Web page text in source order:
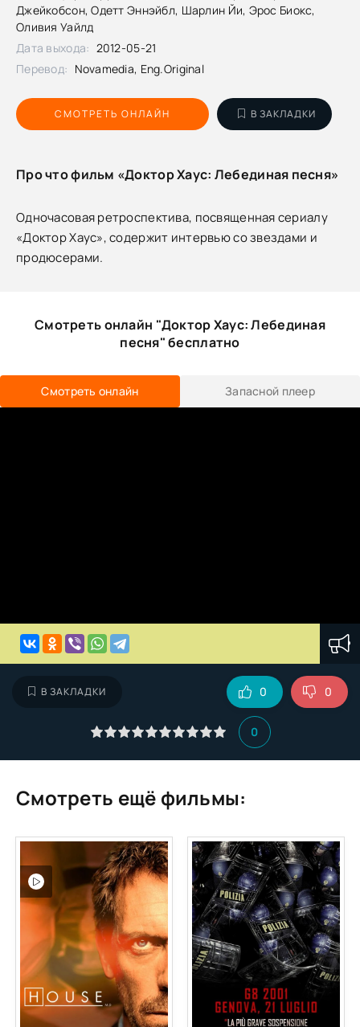
СМОТРЕТЬ ОНЛАЙН В ЗАКЛАДКИ
Джейкобсон, Одетт Эннэйбл, Шарлин Йи, Эрос Биокс,
Оливия Уайлд
Дата выхода: 2012-05-21
Перевод: Novamedia, Eng.Original
Про что фильм «Доктор Хаус: Лебединая песня»
Одночасовая ретроспектива, посвященная сериалу
«Доктор Хаус», содержит интервью со звездами и
продюсерами.
Смотреть онлайн "Доктор Хаус: Лебединая
песня" бесплатно
Смотреть онлайн Запасной плеер
В ЗАКЛАДКИ
0
0 0
Смотреть ещё фильмы: